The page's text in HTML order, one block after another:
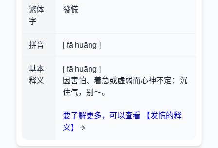
繁体
字
發慌
拼音 [ fā huāng ]
基本
释义
[ fā huāng ]
因害怕、着急或虚弱而心神不定：沉
住气，别～。
要了解更多，可以查看 【发慌的释
义】